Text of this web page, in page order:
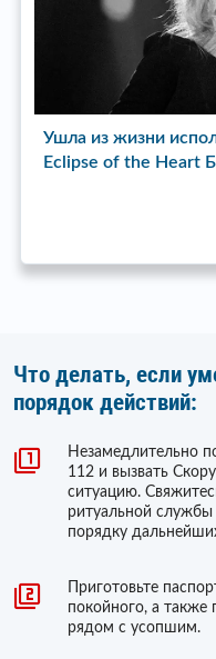
Ушел из жизни
спит» Бата Недич
Что делать, если
порядок действий:
Незамедлительно
112 и вызвать
ситуацию.
ритуальной службы
порядку
Приготовьте
покойного, а также
рядом с усопшим.